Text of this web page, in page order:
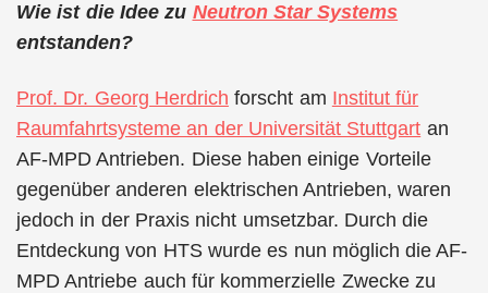
Wie ist die Idee zu Neutron Star Systems
entstanden?
Prof. Dr. Georg Herdrich forscht am Institut für
Raumfahrtsysteme an der Universität Stuttgart an
AF-MPD Antrieben. Diese haben einige Vorteile
gegenüber anderen elektrischen Antrieben, waren
jedoch in der Praxis nicht umsetzbar. Durch die
Entdeckung von HTS wurde es nun möglich die AF-
MPD Antriebe auch für kommerzielle Zwecke zu